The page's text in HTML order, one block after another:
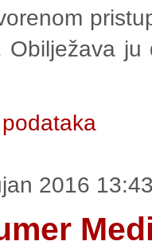
Obilježava
2016